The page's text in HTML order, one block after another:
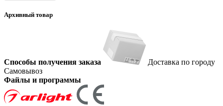
Архивный товар
Способы получения заказа
Доставка по городу
Самовывоз
Файлы и программы